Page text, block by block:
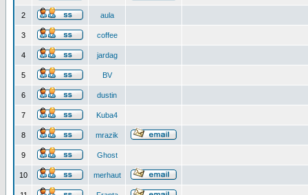
2 aula
3 coffee
4 jardag
5 BV
6 dustin
7 Kuba4
8 mrazik
9 Ghost
10 merhaut